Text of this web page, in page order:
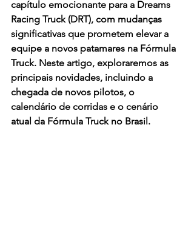
capítulo emocionante para a Dreams
Racing Truck (DRT), com mudanças
significativas que prometem elevar a
equipe a novos patamares na Fórmula
Truck. Neste artigo, exploraremos as
principais novidades, incluindo a
chegada de novos pilotos, o
calendário de corridas e o cenário
atual da Fórmula Truck no Brasil.​